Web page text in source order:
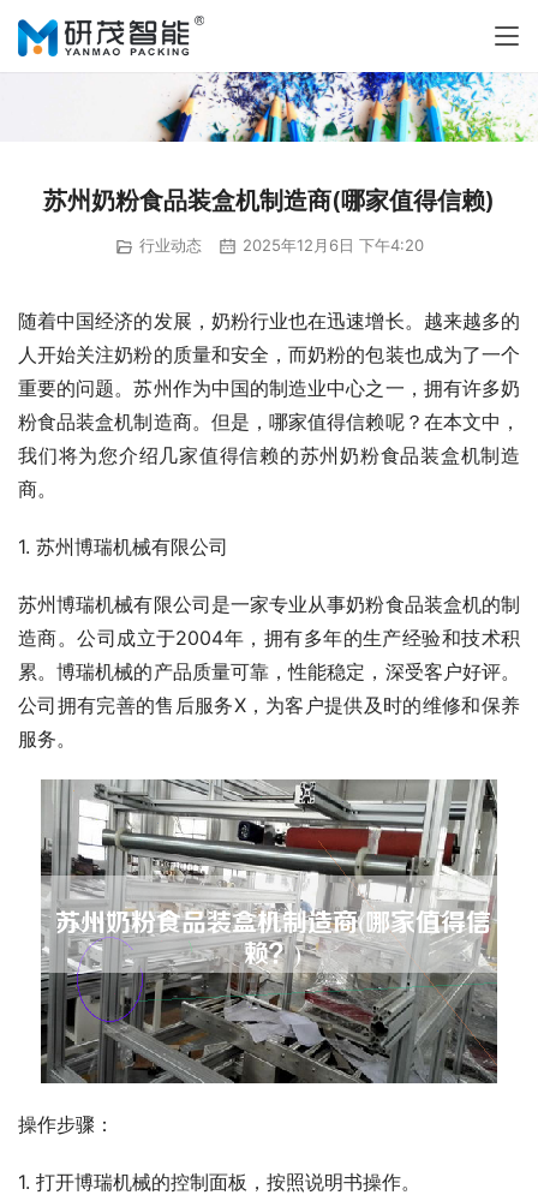
苏州奶粉食品装盒机制造商(哪家值得信赖)
行业动态 2025年12月6日 下午4:20
随着中国经济的发展，奶粉行业也在迅速增长。越来越多的
人开始关注奶粉的质量和安全，而奶粉的包装也成为了一个
重要的问题。苏州作为中国的制造业中心之一，拥有许多奶
粉食品装盒机制造商。但是，哪家值得信赖呢？在本文中，
我们将为您介绍几家值得信赖的苏州奶粉食品装盒机制造
商。
1. 苏州博瑞机械有限公司
苏州博瑞机械有限公司是一家专业从事奶粉食品装盒机的制
造商。公司成立于2004年，拥有多年的生产经验和技术积
累。博瑞机械的产品质量可靠，性能稳定，深受客户好评。
公司拥有完善的售后服务X，为客户提供及时的维修和保养
服务。
操作步骤：
1. 打开博瑞机械的控制面板，按照说明书操作。